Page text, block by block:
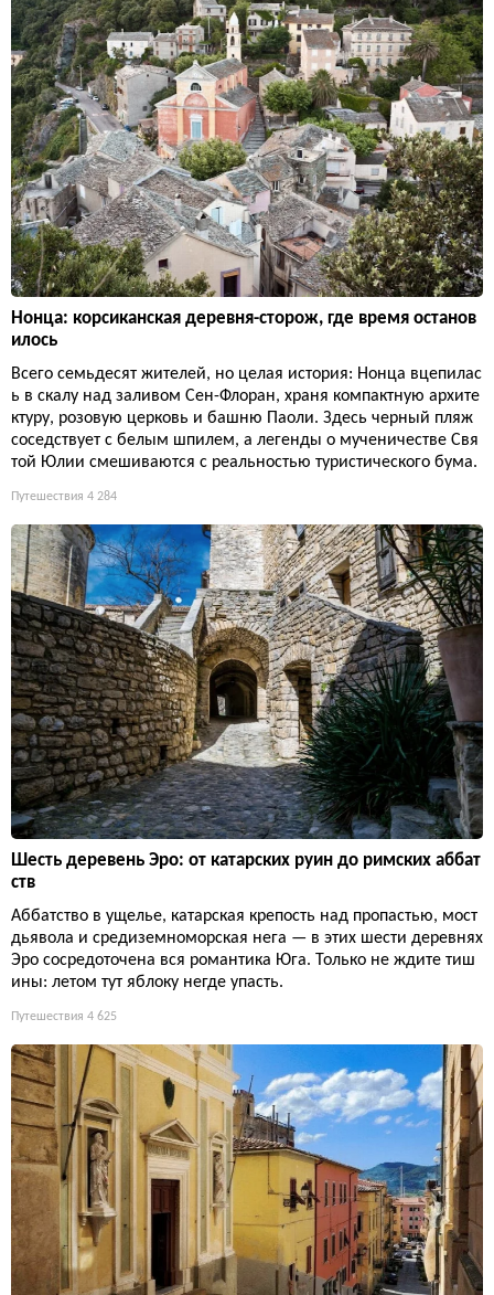
Нонца: корсиканская деревня-сторож, где время останов
илось
Всего семьдесят жителей, но целая история: Нонца вцепилас
ь в скалу над заливом Сен-Флоран, храня компактную архите
ктуру, розовую церковь и башню Паоли. Здесь черный пляж
соседствует с белым шпилем, а легенды о мученичестве Свя
той Юлии смешиваются с реальностью туристического бума.
Путешествия 4 284
Шесть деревень Эро: от катарских руин до римских аббат
ств
Аббатство в ущелье, катарская крепость над пропастью, мост
дьявола и средиземноморская нега — в этих шести деревнях
Эро сосредоточена вся романтика Юга. Только не ждите тиш
ины: летом тут яблоку негде упасть.
Путешествия 4 625